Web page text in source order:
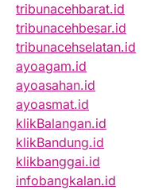
tribunacehbarat.id
tribunacehbesar.id
tribunacehselatan.id
ayoagam.id
ayoasahan.id
ayoasmat.id
klikBalangan.id
klikBandung.id
klikbanggai.id
infobangkalan.id